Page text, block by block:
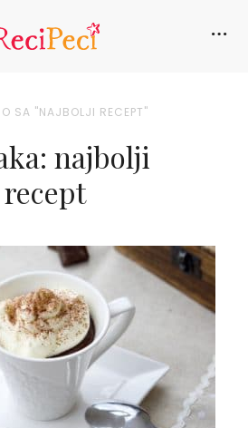
SA "NAJBOLJI RECEPT"
najbolji
recept